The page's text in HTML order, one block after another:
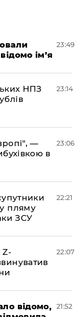
ім’я
23:49
НПЗ
23:14
—
в
23:06
пляму
ЗСУ
22:21
Z-
22:07
відомо, 21:52